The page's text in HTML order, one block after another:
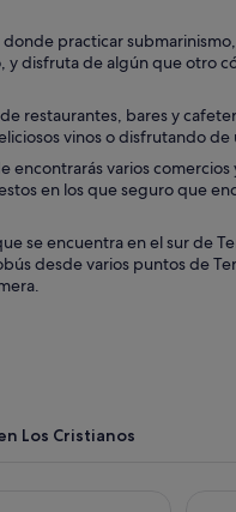
practicar
disfruta de algún que otro
restaurantes, bares y
vinos o disfrutando
encontrarás varios
en los que seguro que
se encuentra en el sur de
desde varios puntos de
Los Cristianos